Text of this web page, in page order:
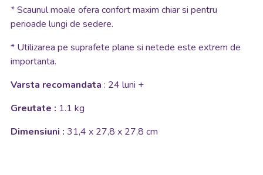
* Scaunul moale ofera confort maxim chiar si pentru
perioade lungi de sedere.
* Utilizarea pe suprafete plane si netede este extrem de
importanta.
Varsta recomandata : 24 luni +
Greutate : 1.1 kg
Dimensiuni : 31,4 x 27,8 x 27,8 cm